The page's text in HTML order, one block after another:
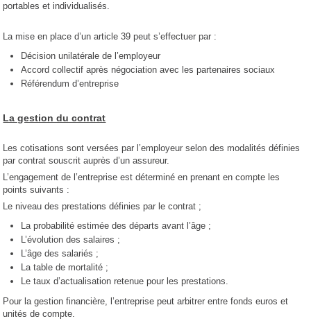
portables et individualisés.
La mise en place d’un article 39 peut s’effectuer par :
Décision unilatérale de l’employeur
Accord collectif après négociation avec les partenaires sociaux
Référendum d’entreprise
La gestion du contrat
Les cotisations sont versées par l’employeur selon des modalités définies
par contrat souscrit auprès d’un assureur.
L’engagement de l’entreprise est déterminé en prenant en compte les
points suivants :
Le niveau des prestations définies par le contrat ;
La probabilité estimée des départs avant l’âge ;
L’évolution des salaires ;
L’âge des salariés ;
La table de mortalité ;
Le taux d’actualisation retenue pour les prestations.
Pour la gestion financière, l’entreprise peut arbitrer entre fonds euros et
unités de compte.